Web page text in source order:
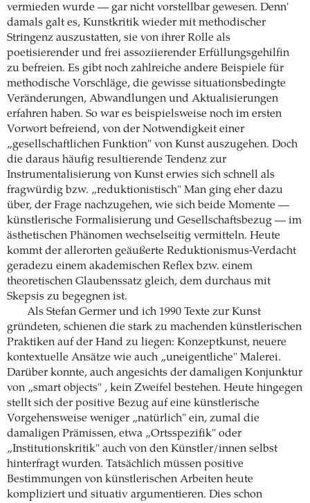
vermieden wurde — gar nicht vorstellbar gewesen. Denn'
damals galt es, Kunstkritik wieder mit methodischer
Stringenz auszustatten, sie von ihrer Rolle als
poetisierender und frei assoziierender Erfüllungsgehilfin
zu befreien. Es gibt noch zahlreiche andere Beispiele für
methodische Vorschläge, die gewisse situationsbedingte
Veränderungen, Abwandlungen und Aktualisierungen
erfahren haben. So war es beispielsweise noch im ersten
Vorwort befreiend, von der Notwendigkeit einer
„gesellschaftlichen Funktion" von Kunst auszugehen. Doch
die daraus häufig resultierende Tendenz zur
Instrumentalisierung von Kunst erwies sich schnell als
fragwürdig bzw. „reduktionistisch" Man ging eher dazu
über, der Frage nachzugehen, wie sich beide Momente —
künstlerische Formalisierung und Gesellschaftsbezug — im
ästhetischen Phänomen wechselseitig vermitteln. Heute
kommt der allerorten geäußerte Reduktionismus-Verdacht
geradezu einem akademischen Reflex bzw. einem
theoretischen Glaubenssatz gleich, dem durchaus mit
Skepsis zu begegnen ist.
Als Stefan Germer und ich 1990 Texte zur Kunst
gründeten, schienen die stark zu machenden künstlerischen
Praktiken auf der Hand zu liegen: Konzeptkunst, neuere
kontextuelle Ansätze wie auch „uneigentliche" Malerei.
Darüber konnte, auch angesichts der damaligen Konjunktur
von „smart objects" , kein Zweifel bestehen. Heute hingegen
stellt sich der positive Bezug auf eine künstlerische
Vorgehensweise weniger „natürlich" ein, zumal die
damaligen Prämissen, etwa „Ortsspezifik" oder
„Institutionskritik" auch von den Künstler/innen selbst
hinterfragt wurden. Tatsächlich müssen positive
Bestimmungen von künstlerischen Arbeiten heute
kompliziert und situativ argumentieren. Dies schon